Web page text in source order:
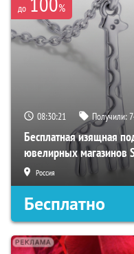
до %
08:30:20 Получили:
Бесплатная изящная
ювелирных магазинов
Россия
Бесплатно